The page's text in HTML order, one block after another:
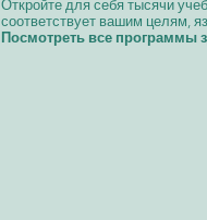
Откройте для себя тысячи
соответствует вашим целям,
Посмотреть все программы